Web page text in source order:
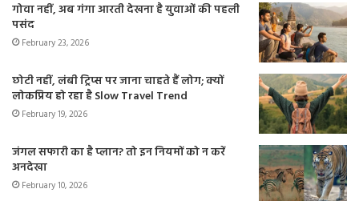
गोवा नहीं, अब गंगा आरती देखना है युवाओं की पहली
पसंद
February 23, 2026
छोटी नहीं, लंबी ट्रिप्स पर जाना चाहते हैं लोग; क्यों
लोकप्रिय हो रहा है Slow Travel Trend
February 19, 2026
जंगल सफारी का है प्लान? तो इन नियमों को न करें
अनदेखा
February 10, 2026